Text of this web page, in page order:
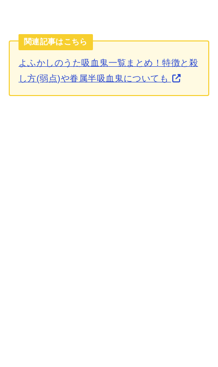
関連記事はこちら
よふかしのうた吸血鬼一覧まとめ！特徴と殺
し方(弱点)や眷属半吸血鬼についても